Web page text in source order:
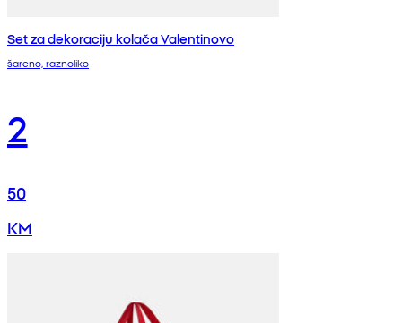
Set za dekoraciju kolača Valentinovo
šareno, raznoliko
2
50
KM